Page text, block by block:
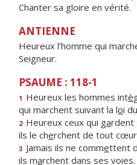
Chanter sa gloire en vérité.
ANTIENNE
Heureux l’homme qui
Seigneur.
PSAUME : 118-1
1 Heureux les hommes intè
qui marchent suivant la loi
2 Heureux ceux qui gardent
ils le cherchent de tout
3 Jamais ils ne commettent
ils marchent dans ses voies.